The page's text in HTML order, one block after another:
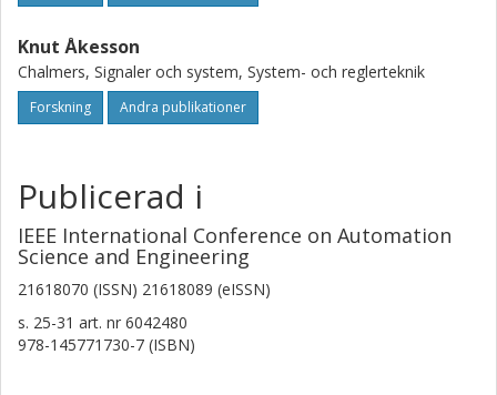
Knut Åkesson
Chalmers, Signaler och system, System- och reglerteknik
Forskning Andra publikationer
Publicerad i
IEEE International Conference on Automation
Science and Engineering
21618070 (ISSN) 21618089 (eISSN)
s. 25-31 art. nr 6042480
978-145771730-7 (ISBN)